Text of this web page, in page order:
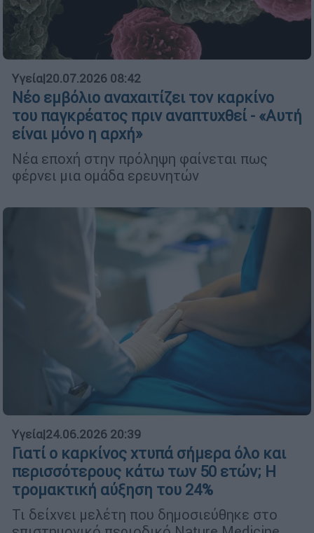
Υγεία|20.07.2026 08:42
Νέο εμβόλιο αναχαιτίζει τον καρκίνο
του παγκρέατος πριν αναπτυχθεί - «Αυτή
είναι μόνο η αρχή»
Νέα εποχή στην πρόληψη φαίνεται πως
φέρνει μια ομάδα ερευνητών
Υγεία|24.06.2026 20:39
Γιατί ο καρκίνος χτυπά σήμερα όλο και
περισσότερους κάτω των 50 ετών; Η
τρομακτική αύξηση του 24%
Τι δείχνει μελέτη που δημοσιεύθηκε στο